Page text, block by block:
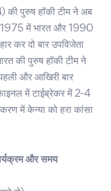
पुरुष हॉकी टीम ने अब
1975 में भारत और 1990
कर दो बार उपविजेता
की पुरुष हॉकी टीम ने
और आखिरी बार
में टाईब्रेकर में 2-4
में केन्या को हरा कांसा
और समय